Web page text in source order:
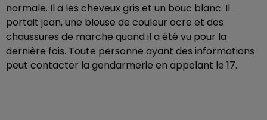
normale. Il a les cheveux gris et un bouc blanc. Il
portait jean, une blouse de couleur ocre et des
chaussures de marche quand il a été vu pour la
dernière fois. Toute personne ayant des informations
peut contacter la gendarmerie en appelant le 17.